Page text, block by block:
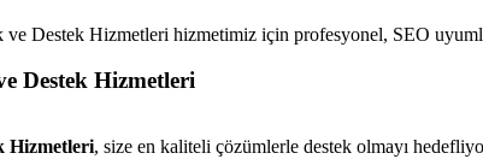
ve Destek Hizmetleri hizmetimiz için profesyonel, SEO
Destek Hizmetleri
Hizmetleri, size en kaliteli çözümlerle destek olmayı